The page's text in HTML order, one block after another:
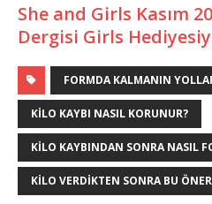
She and Girls Kasım
Dergisi Girls
FORMDA KALMANIN
KILO KAYBI NASIL KORUNUR?
KILO KAYBINDAN SONRA NASIL
KILO VERDIKTEN SONRA BU